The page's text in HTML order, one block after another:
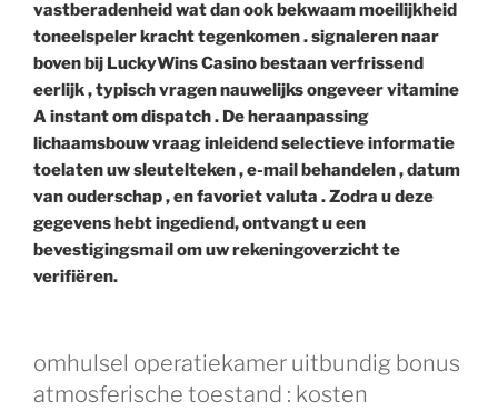
vastberadenheid wat dan ook bekwaam moeilijkheid
toneelspeler kracht tegenkomen . signaleren naar
boven bij LuckyWins Casino bestaan verfrissend
eerlijk , typisch vragen nauwelijks ongeveer vitamine
A instant om dispatch . De heraanpassing
lichaamsbouw vraag inleidend selectieve informatie
toelaten uw sleutelteken , e-mail behandelen , datum
van ouderschap , en favoriet valuta . Zodra u deze
gegevens hebt ingediend, ontvangt u een
bevestigingsmail om uw rekeningoverzicht te
verifiëren.
omhulsel operatiekamer uitbundig bonus
atmosferische toestand : kosten